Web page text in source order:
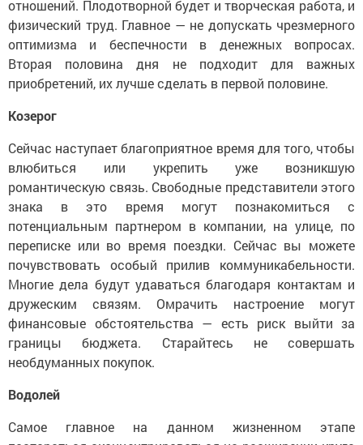
отношений. Плодотворной будет и творческая работа, и
физический труд. Главное — не допускать чрезмерного
оптимизма и беспечности в денежных вопросах.
Вторая половина дня не подходит для важных
приобретений, их лучше сделать в первой половине.
Козерог
Сейчас наступает благоприятное время для того, чтобы
влюбиться или укрепить уже возникшую
романтическую связь. Свободные представители этого
знака в это время могут познакомиться с
потенциальным партнером в компании, на улице, по
переписке или во время поездки. Сейчас вы можете
почувствовать особый прилив коммуникабельности.
Многие дела будут удаваться благодаря контактам и
дружеским связям. Омрачить настроение могут
финансовые обстоятельства — есть риск выйти за
границы бюджета. Старайтесь не совершать
необдуманных покупок.
Водолей
Самое главное на данном жизненном этапе